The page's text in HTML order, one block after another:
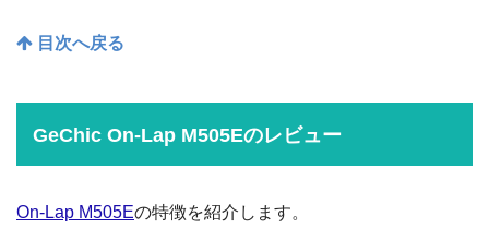
目次へ戻る
GeChic On-Lap M505Eのレビュー
On-Lap M505Eの特徴を紹介します。